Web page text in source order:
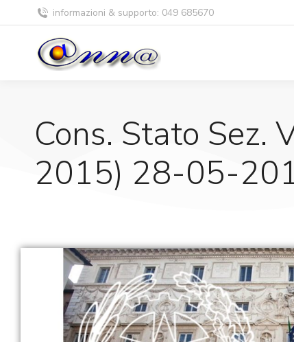
informazioni & supporto: 049 685670
Cons. Stato Sez.
2015) 28-05-